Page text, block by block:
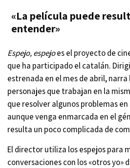
«La película puede
entender»
Espejo, espejoes el proyecto de
que ha participado el catalán.
estrenada en el mes de abril,
personajes que trabajan en la
que resolver algunos problemas en
aunque venga enmarcada en el
resulta un poco complicada de
El director utiliza los espejos para
conversaciones con los «otros yo»